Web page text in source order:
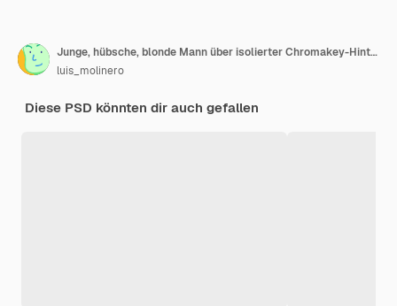
Junge, hübsche, blonde Mann über isolierter Chromakey-Hintergrund zählt zehn mit den Fingern
luis_molinero
Diese PSD könnten dir auch gefallen